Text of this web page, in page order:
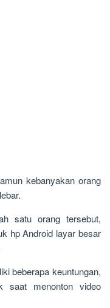
kebanyakan orang
satu orang tersebut,
hp Android layar besar
beberapa keuntungan,
saat menonton video